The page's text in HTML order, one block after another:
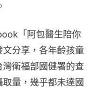
「阿包醫生陪你
分享，各年齡孩童
衛福部國健署的查
量，幾乎都未達國